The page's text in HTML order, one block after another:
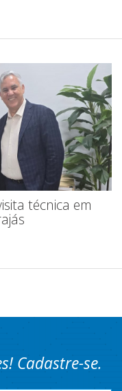
técnica em
Cadastre-se.